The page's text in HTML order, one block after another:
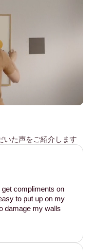
いた声をご紹介します
get compliments on
to put up on my
damage my walls